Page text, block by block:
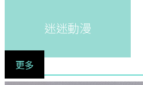
迷迷動漫
更多